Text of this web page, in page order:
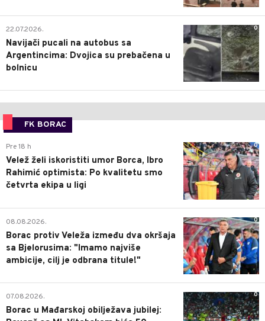
0
22.07.2026.
Navijači pucali na autobus sa
Argentincima: Dvojica su prebačena u
bolnicu
FK BORAC
0
Pre 18 h
Velež želi iskoristiti umor Borca, Ibro
Rahimić optimista: Po kvalitetu smo
četvrta ekipa u ligi
0
08.08.2026.
Borac protiv Veleža između dva okršaja
sa Bjelorusima: "Imamo najviše
ambicije, cilj je odbrana titule!"
0
07.08.2026.
Borac u Mađarskoj obilježava jubilej: